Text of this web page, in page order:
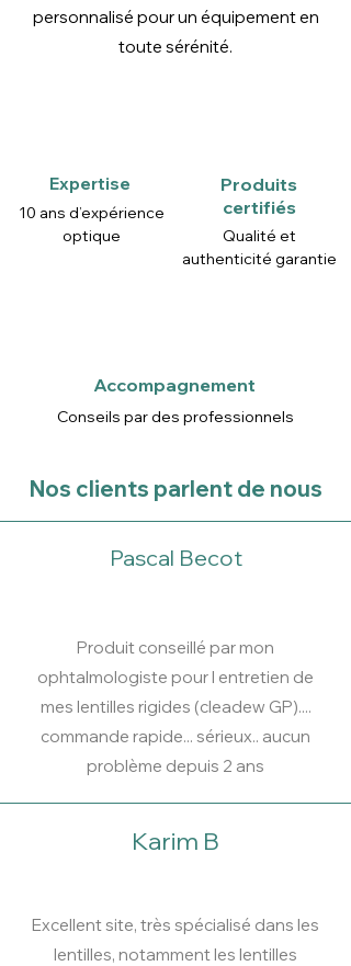
personnalisé pour un équipement en
toute sérénité.
Expertise
10 ans d’expérience
optique
Produits
certifiés
Qualité et
authenticité garantie
Accompagnement
Conseils par des professionnels
Nos clients parlent de nous
Pascal Becot
Produit conseillé par mon
ophtalmologiste pour l entretien de
mes lentilles rigides (cleadew GP)....
commande rapide... sérieux.. aucun
problème depuis 2 ans
Karim B
Excellent site, très spécialisé dans les
lentilles, notamment les lentilles